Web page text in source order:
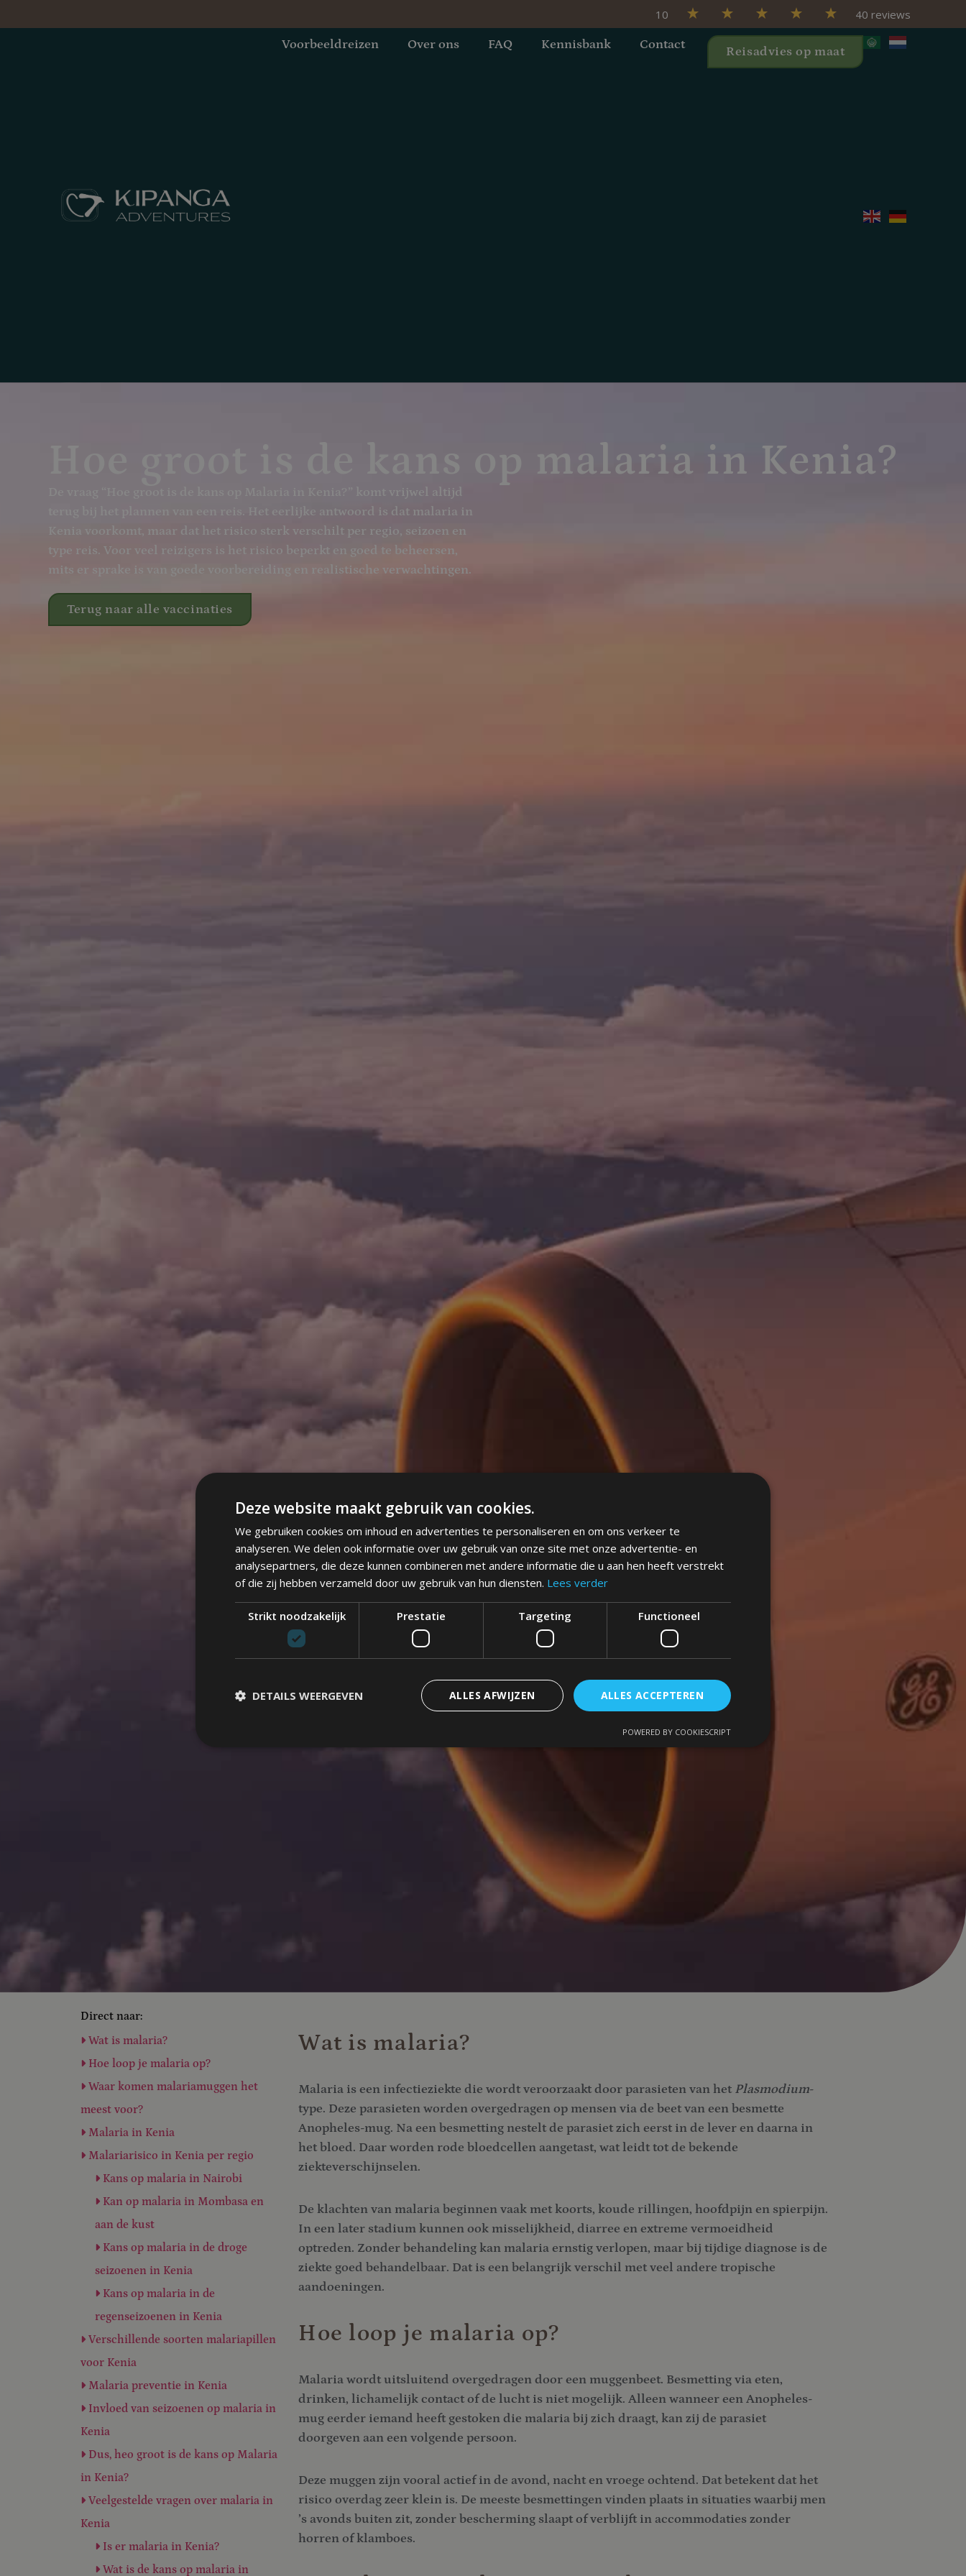
10 40 reviews
Voorbeeldreizen Over ons FAQ Kennisbank Contact Reisadvies op maat
Hoe groot is de kans op malaria in Kenia?
De vraag “Hoe groot is de kans op Malaria in Kenia?” komt vrijwel altijd
terug bij het plannen van een reis. Het eerlijke antwoord is dat malaria in
Kenia voorkomt, maar dat het risico sterk verschilt per regio, seizoen en
type reis. Voor veel reizigers is het risico beperkt en goed te beheersen,
mits er sprake is van goede voorbereiding en realistische verwachtingen.
Terug naar alle vaccinaties
Direct naar:
Wat is malaria?
Hoe loop je malaria op?
Waar komen malariamuggen het
meest voor?
Malaria in Kenia
Malariarisico in Kenia per regio
Kans op malaria in Nairobi
Kan op malaria in Mombasa en
aan de kust
Kans op malaria in de droge
seizoenen in Kenia
Kans op malaria in de
regenseizoenen in Kenia
Verschillende soorten malariapillen
voor Kenia
Malaria preventie in Kenia
Invloed van seizoenen op malaria in
Kenia
Dus, heo groot is de kans op Malaria
in Kenia?
Veelgestelde vragen over malaria in
Kenia
Is er malaria in Kenia?
Wat is de kans op malaria in
Wat is malaria?
Malaria is een infectieziekte die wordt veroorzaakt door parasieten van het Plasmodium-
type. Deze parasieten worden overgedragen op mensen via de beet van een besmette
Anopheles-mug. Na een besmetting nestelt de parasiet zich eerst in de lever en daarna in
het bloed. Daar worden rode bloedcellen aangetast, wat leidt tot de bekende
ziekteverschijnselen.
De klachten van malaria beginnen vaak met koorts, koude rillingen, hoofdpijn en spierpijn.
In een later stadium kunnen ook misselijkheid, diarree en extreme vermoeidheid
optreden. Zonder behandeling kan malaria ernstig verlopen, maar bij tijdige diagnose is de
ziekte goed behandelbaar. Dat is een belangrijk verschil met veel andere tropische
aandoeningen.
Hoe loop je malaria op?
Malaria wordt uitsluitend overgedragen door een muggenbeet. Besmetting via eten,
drinken, lichamelijk contact of de lucht is niet mogelijk. Alleen wanneer een Anopheles-
mug eerder iemand heeft gestoken die malaria bij zich draagt, kan zij de parasiet
doorgeven aan een volgende persoon.
Deze muggen zijn vooral actief in de avond, nacht en vroege ochtend. Dat betekent dat het
risico overdag zeer klein is. De meeste besmettingen vinden plaats in situaties waarbij men
’s avonds buiten zit, zonder bescherming slaapt of verblijft in accommodaties zonder
horren of klamboes.
Deze website maakt gebruik van cookies.
We gebruiken cookies om inhoud en advertenties te personaliseren en om ons verkeer te
analyseren. We delen ook informatie over uw gebruik van onze site met onze advertentie- en
analysepartners, die deze kunnen combineren met andere informatie die u aan hen heeft verstrekt
of die zij hebben verzameld door uw gebruik van hun diensten. Lees verder
Strikt noodzakelijk Prestatie Targeting Functioneel
ALLES ACCEPTEREN
ALLES AFWIJZEN
DETAILS WEERGEVEN
POWERED BY COOKIESCRIPT